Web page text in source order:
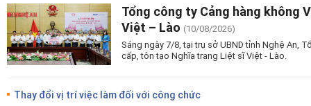
Tổng công ty Cảng hàng không
Việt – Lào (10/08/2026)
Sáng ngày 7/8, tại trụ sở UBND tỉnh Nghệ An,
cấp, tôn tạo Nghĩa trang Liệt sĩ Việt - Lào.
Thay đổi vị trí việc làm đối với công chức